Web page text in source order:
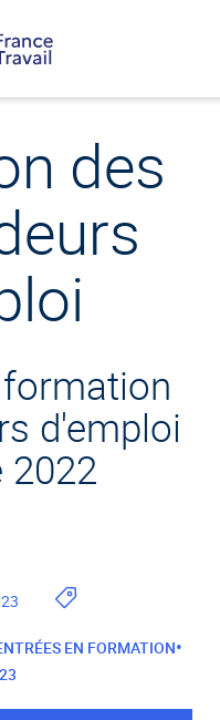
des
d'emploi
2022
EN FORMATION•